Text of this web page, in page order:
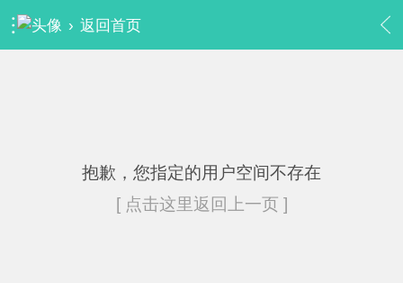
› 返回首页
抱歉，您指定的用户空间不存在
[ 点击这里返回上一页 ]